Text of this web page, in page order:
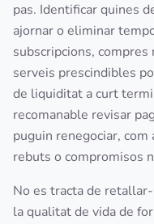
pas. Identificar quines
ajornar o eliminar
subscripcions, compres
serveis prescindibles
de liquiditat a curt
recomanable revisar
puguin renegociar,
rebuts o compromisos
No es tracta de
la qualitat de vida de